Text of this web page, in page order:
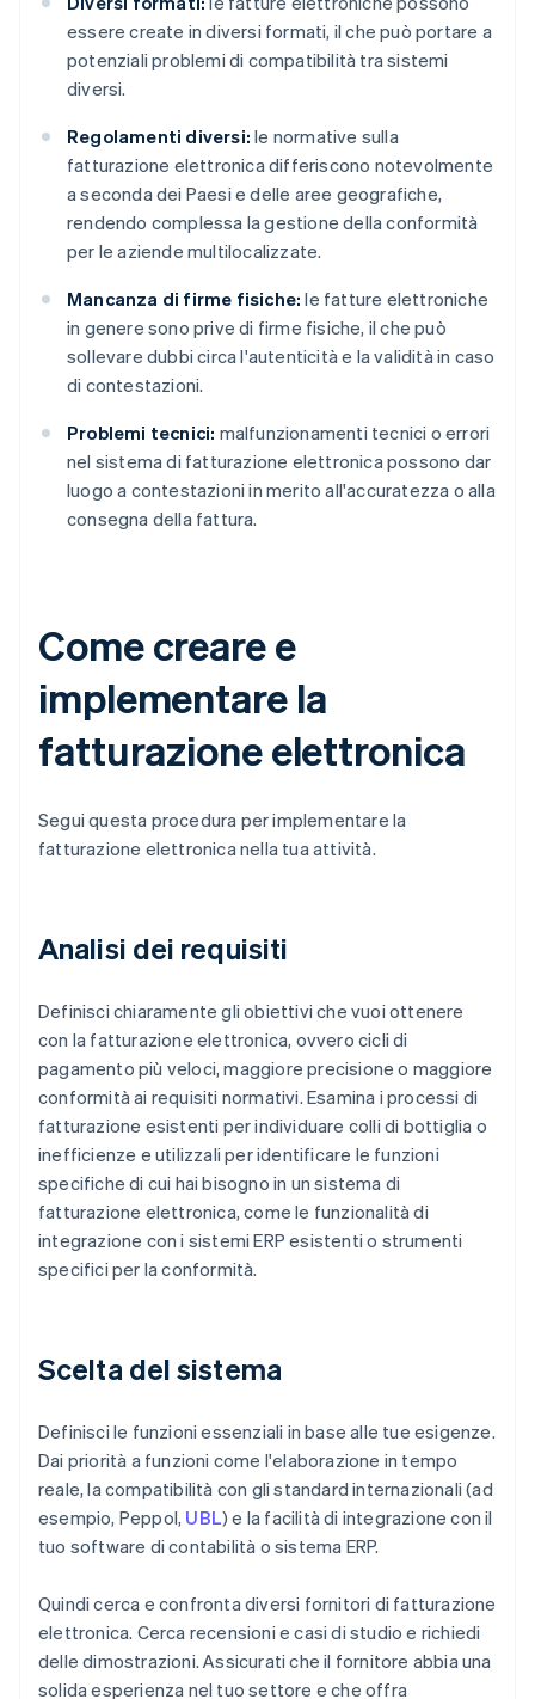
essere create in diversi formati, il che può portare a
potenziali problemi di compatibilità tra sistemi
diversi.
Regolamenti diversi: le normative sulla
fatturazione elettronica differiscono notevolmente
a seconda dei Paesi e delle aree geografiche,
rendendo complessa la gestione della conformità
per le aziende multilocalizzate.
Mancanza di firme fisiche: le fatture elettroniche
in genere sono prive di firme fisiche, il che può
sollevare dubbi circa l'autenticità e la validità in caso
di contestazioni.
Problemi tecnici: malfunzionamenti tecnici o errori
nel sistema di fatturazione elettronica possono dar
luogo a contestazioni in merito all'accuratezza o alla
consegna della fattura.
Come creare e
implementare la
fatturazione elettronica
Segui questa procedura per implementare la
fatturazione elettronica nella tua attività.
Analisi dei requisiti
Definisci chiaramente gli obiettivi che vuoi ottenere
con la fatturazione elettronica, ovvero cicli di
pagamento più veloci, maggiore precisione o maggiore
conformità ai requisiti normativi. Esamina i processi di
fatturazione esistenti per individuare colli di bottiglia o
inefficienze e utilizzali per identificare le funzioni
specifiche di cui hai bisogno in un sistema di
fatturazione elettronica, come le funzionalità di
integrazione con i sistemi ERP esistenti o strumenti
specifici per la conformità.
Scelta del sistema
Definisci le funzioni essenziali in base alle tue esigenze.
Dai priorità a funzioni come l'elaborazione in tempo
reale, la compatibilità con gli standard internazionali (ad
esempio, Peppol, UBL) e la facilità di integrazione con il
tuo software di contabilità o sistema ERP.
Quindi cerca e confronta diversi fornitori di fatturazione
elettronica. Cerca recensioni e casi di studio e richiedi
delle dimostrazioni. Assicurati che il fornitore abbia una
solida esperienza nel tuo settore e che offra